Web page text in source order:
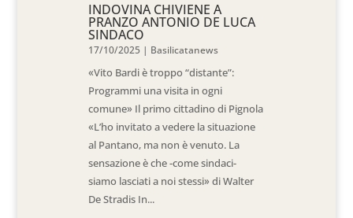
INDOVINA CHIVIENE A
PRANZO ANTONIO DE LUCA
SINDACO
17/10/2025 | Basilicatanews
«Vito Bardi è troppo “distante”:
Programmi una visita in ogni
comune» Il primo cittadino di Pignola
«L’ho invitato a vedere la situazione
al Pantano, ma non è venuto. La
sensazione è che -come sindaci-
siamo lasciati a noi stessi» di Walter
De Stradis In...